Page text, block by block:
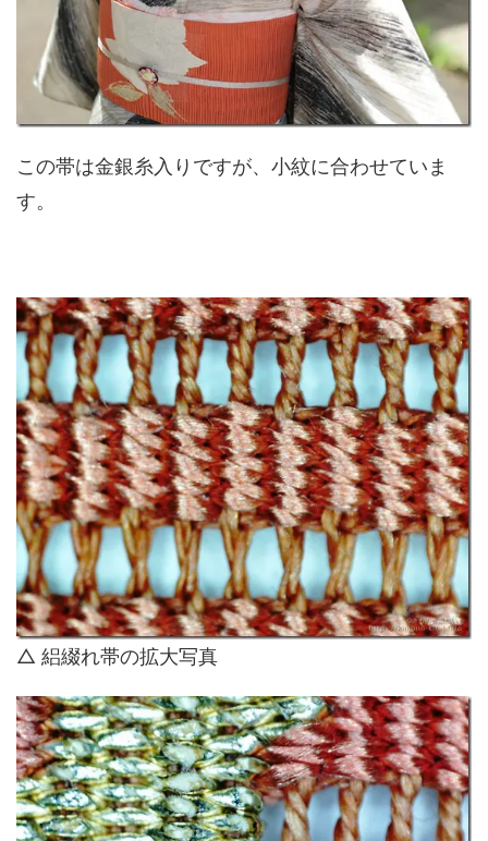
この帯は金銀糸入りですが、小紋に合わせていま
す。
△ 絽綴れ帯の拡大写真